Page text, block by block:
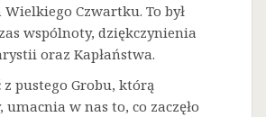
Czwartku. To był
wspólnoty, dziękczynienia
oraz Kapłaństwa.
z pustego Grobu, którą
umacnia w nas to, co zaczęło